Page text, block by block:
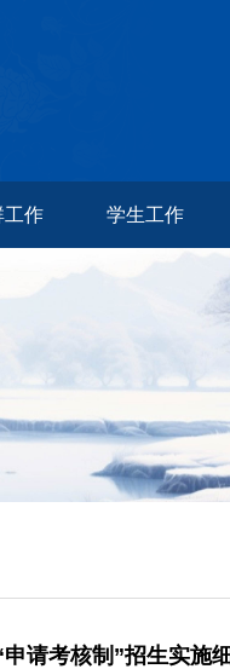
工作 学生工作
请考核制”招生实施